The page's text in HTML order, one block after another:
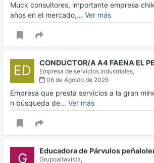
Muck consultores, importante empresa
años en el mercado,… Ver más
ED CONDUCTOR/A A4 FAENA EL
Empresa de servicios industriales,
06 de Agosto de 2026
Empresa que presta servicios a la gran
n búsqueda de… Ver más
G Educadora de Párvulos
Grupoaltavista,